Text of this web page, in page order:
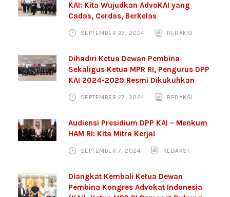
KAI: Kita Wujudkan AdvoKAI yang
Cadas, Cerdas, Berkelas
SEPTEMBER 27, 2024 REDAKSI
Dihadiri Ketua Dewan Pembina
Sekaligus Ketua MPR RI, Pengurus DPP
KAI 2024-2029 Resmi Dikukuhkan
SEPTEMBER 27, 2024 REDAKSI
Audiensi Presidium DPP KAI – Menkum
HAM RI: Kita Mitra Kerja!
SEPTEMBER 7, 2024 REDAKSI
Diangkat Kembali Ketua Dewan
Pembina Kongres Advokat Indonesia